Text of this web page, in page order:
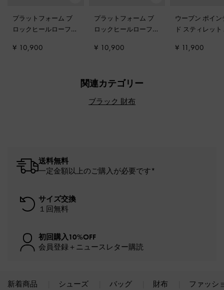
プラットフォーム ブ
ロックヒールローファ
ボックス
¥ 10,900
プラットフォーム ブ
ロックヒールローファ
¥ 10,900
ウーブン ポイン
ド スティレッ
¥ 11,900
関連カテゴリー
ブラック 財布
送料無料
一定金額以上のご購入が必要です*
サイズ交換
１回無料
初回購入10%OFF
会員登録＋ニュースレター購読
新着商品 シューズ バッグ 財布 ファッシ